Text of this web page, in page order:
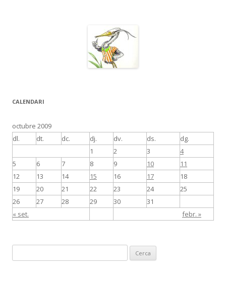
CALENDARI
octubre 2009
dl.
dt. dc. dj. dv. ds. dg.
« set. febr. »
1 2 3
4
5
6 7 8 9 10
11
12
13 14 15 16 17
18
19
20 21 22 23 24
25
26
27 28 29 30 31
e